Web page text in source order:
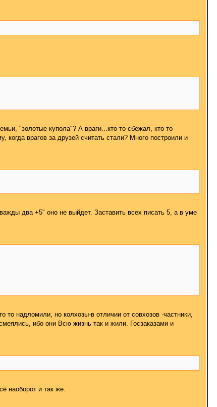
"золотые купола"? А враги...кто то сбежал, кто то
врагов за друзей считать стали? Много построили и
два +5" оно не выйдет. Заставить всех писать 5, а в уме
надломили, но колхозы-в отличии от совхозов -частники,
ибо они Всю жизнь так и жили. Госзаказами и
наоборот и так же.